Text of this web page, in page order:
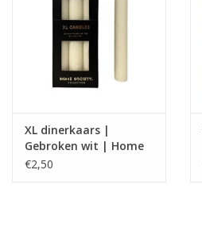
XL dinerkaars |
Gebroken wit | Home
Society
€2,50